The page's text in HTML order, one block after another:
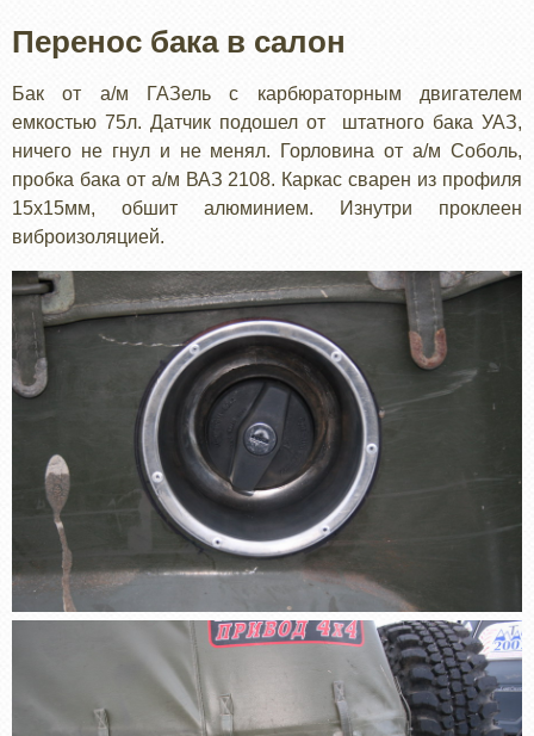
Перенос бака в салон
Бак от а/м ГАЗель с карбюраторным двигателем
емкостью 75л. Датчик подошел от штатного бака УАЗ,
ничего не гнул и не менял. Горловина от а/м Соболь,
пробка бака от а/м ВАЗ 2108. Каркас сварен из профиля
15х15мм, обшит алюминием. Изнутри проклеен
виброизоляцией.